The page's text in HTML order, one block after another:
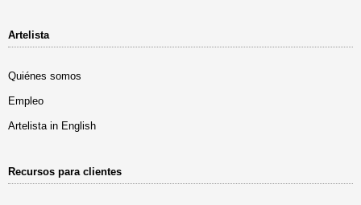
Artelista
Quiénes somos
Empleo
Artelista in English
Recursos para clientes